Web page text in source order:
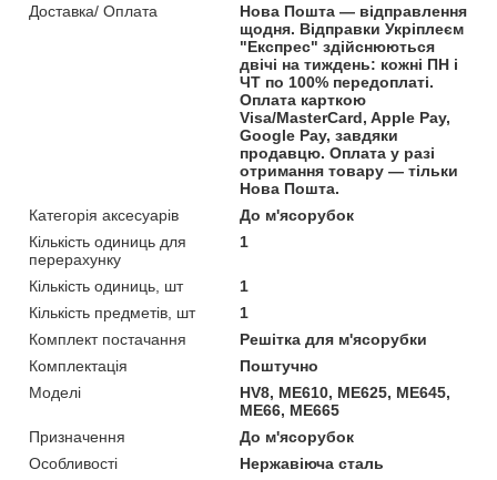
Доставка/ Оплата
Нова Пошта — відправлення
щодня. Відправки Укріплеєм
"Експрес" здійснюються
двічі на тиждень: кожні ПН і
ЧТ по 100% передоплаті.
Оплата карткою
Visa/MasterCard, Apple Pay,
Google Pay, завдяки
продавцю. Оплата у разі
отримання товару — тільки
Нова Пошта.
Категорія аксесуарів
До м'ясорубок
Кількість одиниць для
перерахунку
1
Кількість одиниць, шт
1
Кількість предметів, шт
1
Комплект постачання
Решітка для м'ясорубки
Комплектація
Поштучно
Моделі
HV8, ME610, ME625, ME645,
ME66, ME665
Призначення
До м'ясорубок
Особливості
Нержавіюча сталь